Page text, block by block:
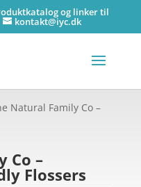
og linker til
kontakt@iyc.dk
Natural Family Co –
Co –
Flossers